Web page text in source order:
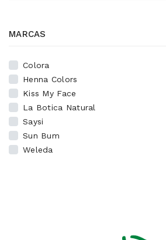
MARCAS
Colora
Henna Colors
Kiss My Face
La Botica Natural
Saysi
Sun Bum
Weleda